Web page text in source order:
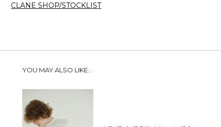
CLANE SHOP/STOCKLIST
YOU MAY ALSO LIKE...